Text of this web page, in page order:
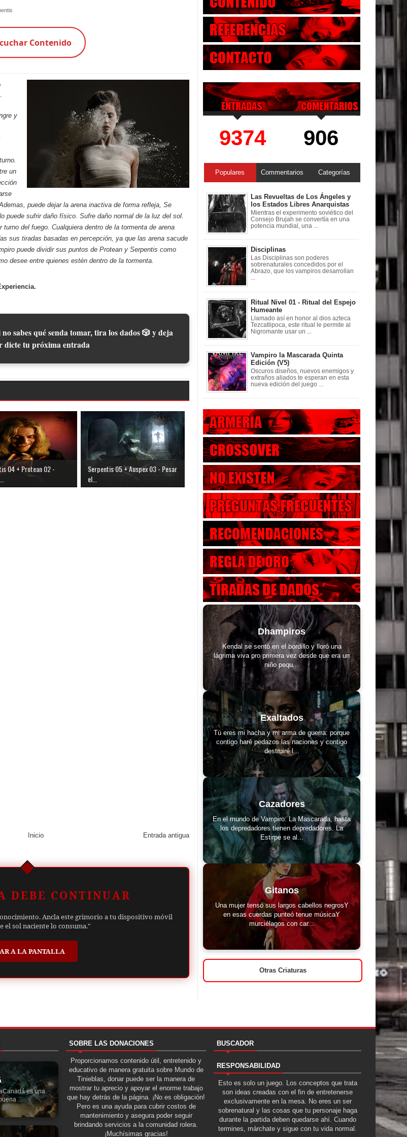
Contenido
y
un
puede dejar la arena inactiva de forma refleja, Se
puede sufrir daño físico. Sufre daño normal de la luz del sol.
turno del fuego. Cualquiera dentro de la tormenta de arena
sus tiradas basadas en percepción, ya que las arena sacude
puede dividir sus puntos de Protean y Serpentis como
desee entre quienes estén dentro de la tormenta.
sabes qué senda tomar, tira los dados 🎲 y deja
dicte tu próxima entrada
04 + Protean 02 -
Serpentis 05 + Auspex 03 - Pesar
el...
Entrada antigua
Inicio
DEBE CONTINUAR
Ancla este grimorio a tu dispositivo móvil
el sol naciente lo consuma."
A LA PANTALLA
9374 906
Populares Commentarios Categorías
Las Revueltas de Los Ángeles y
los Estados Libres Anarquistas
Mientras el experimento soviético del
Consejo Brujah se convertía en una
potencia mundial, una ...
Disciplinas
Las Disciplinas son poderes
sobrenaturales concedidos por el
Abrazo, que los vampiros desarrollan
Ritual Nivel 01 - Ritual del Espejo
Humeante
Llamado así en honor al dios azteca
Tezcatlipoca, este ritual le permite al
Nigromante usar un ...
Vampiro la Mascarada Quinta
Edición (V5)
Oscuros diseños, nuevos enemigos y
extraños aliados te esperan en esta
nueva edición del juego ...
Dhampiros
Kendal se sentó en el bordillo y lloró una
lágrima viva pro primera vez desde que era un
niño pequ...
Exaltados
Tú eres mi hacha y mi arma de guerra: porque
contigo haré pedazos las naciones y contigo
destruiré l...
Cazadores
En el mundo de Vampiro: La Mascarada, hasta
los depredadores tienen depredadores. La
Estirpe se al...
Gitanos
Una mujer tensó sus largos cabellos negrosY
en esas cuerdas punteó tenue músicaY
murciélagos con car...
Otras Criaturas
es una
...
SOBRE LAS DONACIONES
Proporcionamos contenido útil, entretenido y
educativo de manera gratuita sobre Mundo de
Tinieblas, donar puede ser la manera de
mostrar tu aprecio y apoyar el enorme trabajo
que hay detrás de la página. ¡No es obligación!
Pero es una ayuda para cubrir costos de
mantenimiento y asegura poder seguir
brindando servicios a la comunidad rolera.
¡Muchísimas gracias!
BUSCADOR
RESPONSABILIDAD
Esto es solo un juego. Los conceptos que trata
son ideas creadas con el fin de entretenerse
exclusivamente en la mesa. No eres un ser
sobrenatural y las cosas que tu personaje haga
durante la partida deben quedarse ahí. Cuando
termines, márchate y sigue con tu vida normal.